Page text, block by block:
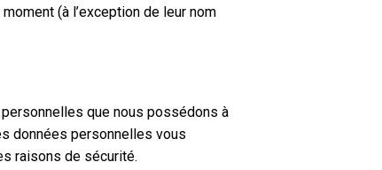
(à l’exception de leur nom
que nous possédons à
données personnelles vous
raisons de sécurité.